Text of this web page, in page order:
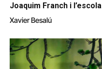
Joaquim Franch i l’escola
Xavier Besalú